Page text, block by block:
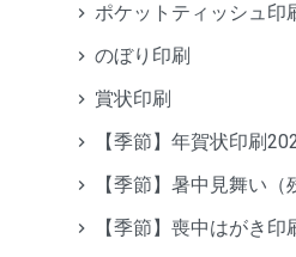
ポケットティッシュ印
のぼり印刷
賞状印刷
【季節】年賀状印刷
【季節】暑中見舞い（
【季節】喪中はがき印